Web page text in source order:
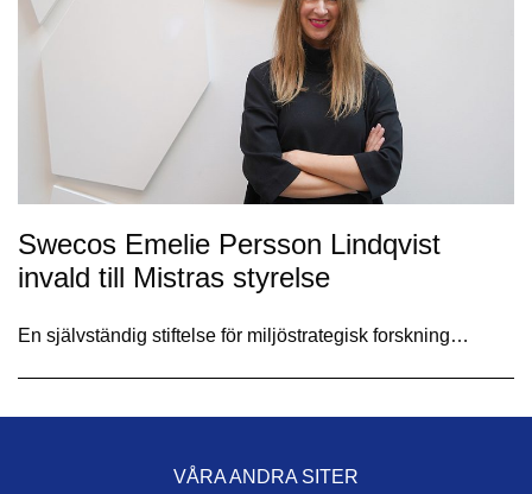
Swecos Emelie Persson Lindqvist
invald till Mistras styrelse
En självständig stiftelse för miljöstrategisk forskning…
VÅRA ANDRA SITER